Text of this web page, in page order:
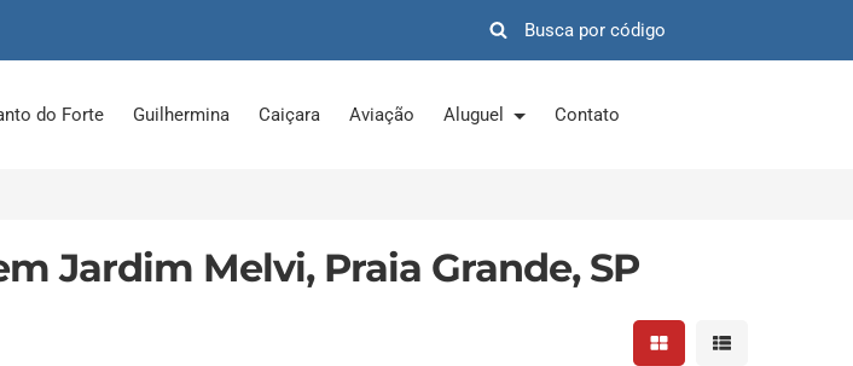
do Forte Guilhermina Caiçara Aviação Aluguel Contato
Jardim Melvi, Praia Grande, SP
Mostrar resultados em
Mostrar